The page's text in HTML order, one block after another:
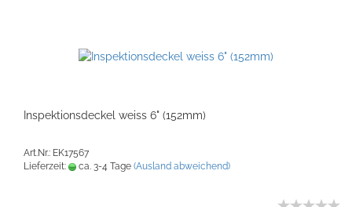
Inspektionsdeckel weiss 6" (152mm)
Art.Nr.: EK17567
Lieferzeit:
ca. 3-4 Tage (Ausland abweichend)